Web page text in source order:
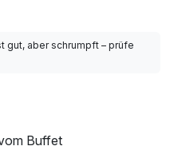
gut, aber schrumpft – prüfe
Buffet